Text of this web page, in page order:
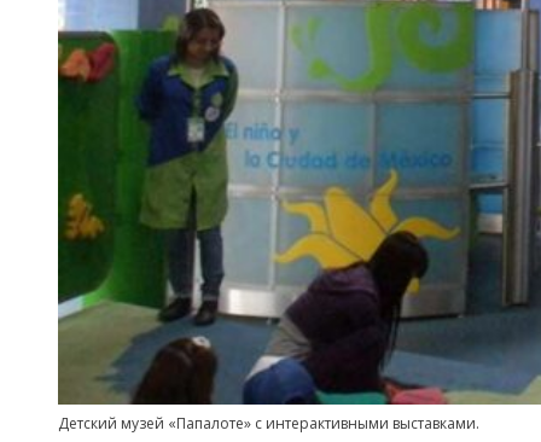
Детский музей «Папалоте» с интерактивными выставками.